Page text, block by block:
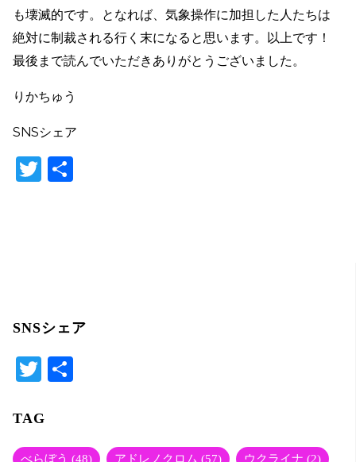
も壊滅的です。となれば、気象操作に加担した人たちは
絶対に制裁される行く末になると思います。以上です！
最後まで読んでいただきありがとうございました。
りかちゅう
SNSシェア
T
SNSシェア
T
tte
r
TAG
べらぼう (48) アドレノクロム (57) ウクライナ (2)